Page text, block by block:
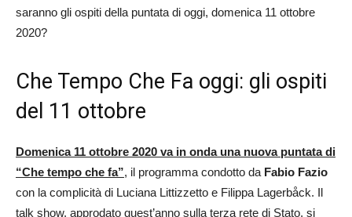
saranno gli ospiti della puntata di oggi, domenica 11 ottobre
2020?
Che Tempo Che Fa oggi: gli ospiti
del 11 ottobre
Domenica 11 ottobre 2020 va in onda una nuova puntata di
“Che tempo che fa”, il programma condotto da Fabio Fazio
con la complicità di Luciana Littizzetto e Filippa Lagerbåck. Il
talk show, approdato quest’anno sulla terza rete di Stato, si